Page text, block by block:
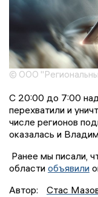
© ООО
С 20:00 до 7:00
перехватили и
числе регионов
оказалась и
Ранее мы писали,
области объявили
Автор:
Стас